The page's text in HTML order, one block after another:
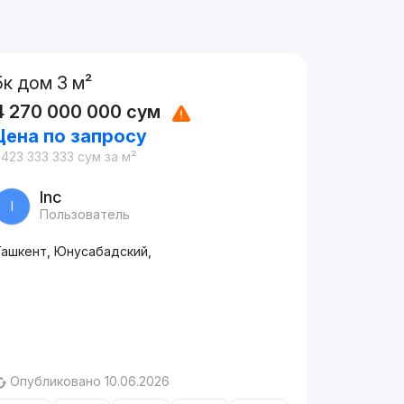
дом 3 м²
270 000 000 сум
по запросу
423 333 333 сум за м²
I Inc
Пользователь
Юнусабадский,
Опубликовано 10.06.2026